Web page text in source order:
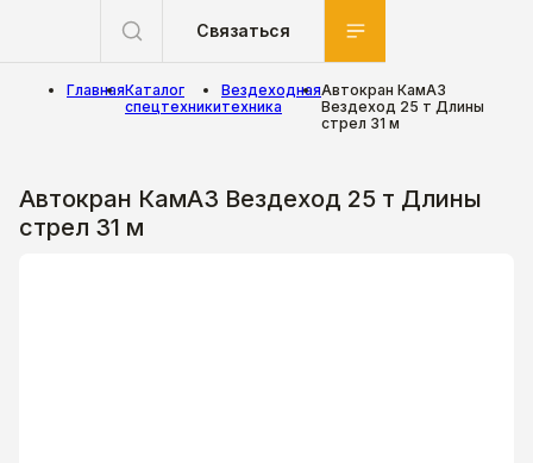
Связаться
ГлавнаяКаталог
спецтехники
Вездеходная
техника
Автокран КамАЗ
Вездеход 25 т Длины
стрел 31 м
Автокран КамАЗ Вездеход 25 т Длины
стрел 31 м